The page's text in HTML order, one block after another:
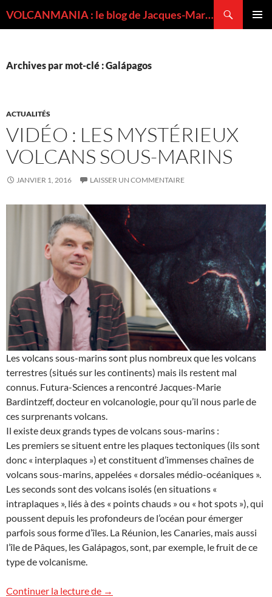
VOLCANMANIA : le blog de Jacques-Marie BARDINTZEFF, volcanologue
Archives par mot-clé : Galápagos
ACTUALITÉS
VIDÉO : LES MYSTÉRIEUX
VOLCANS SOUS-MARINS
JANVIER 1, 2016 LAISSER UN COMMENTAIRE
Les volcans sous-marins sont plus nombreux que les volcans
terrestres (situés sur les continents) mais ils restent mal
connus. Futura-Sciences a rencontré Jacques-Marie
Bardintzeff, docteur en volcanologie, pour qu’il nous parle de
ces surprenants volcans.
Il existe deux grands types de volcans sous-marins :
Les premiers se situent entre les plaques tectoniques (ils sont
donc « interplaques ») et constituent d’immenses chaînes de
volcans sous-marins, appelées « dorsales médio-océaniques ».
Les seconds sont des volcans isolés (en situations «
intraplaques », liés à des « points chauds » ou « hot spots »), qui
poussent depuis les profondeurs de l’océan pour émerger
parfois sous forme d’îles. La Réunion, les Canaries, mais aussi
l’île de Pâques, les Galápagos, sont, par exemple, le fruit de ce
type de volcanisme.
Continuer la lecture de Vidéo : les mystérieux volcans sous-
→